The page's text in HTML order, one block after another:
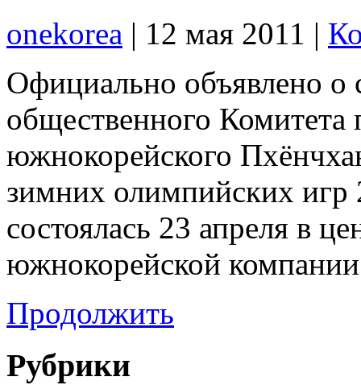
onekorea | 12 мая 2011 |
Официально объявлено о
общественного
южнокорейского
зимних олимпийских игр
состоялась 23 апреля в
южнокорейской
Продолжить
Рубрики